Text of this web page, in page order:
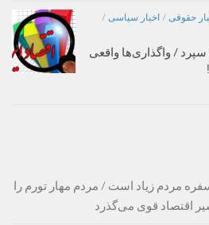
حقوقی / اخبار سیاسی /
سپرد / واگذاری‌ها واقعی
مردم زیاد است / مردم مهار تورم را
اقتصاد قوی می‌گذرد